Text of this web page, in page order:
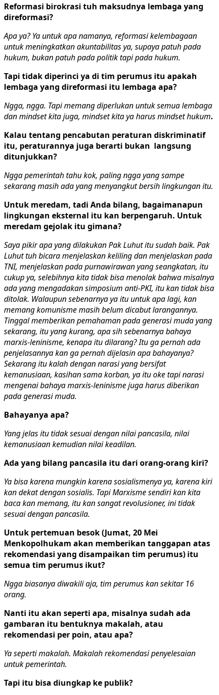
Reformasi birokrasi tuh maksudnya lembaga yang
direformasi?
Apa ya? Ya untuk apa namanya, reformasi kelembagaan
untuk meningkatkan akuntabilitas ya, supaya patuh pada
hukum, bukan patuh pada politik tapi pada hukum.
Tapi tidak diperinci ya di tim perumus itu apakah
lembaga yang direformasi itu lembaga apa?
Ngga, ngga. Tapi memang diperlukan untuk semua lembaga
dan mindset kita juga, mindset kita ya harus mindset hukum.
Kalau tentang pencabutan peraturan diskriminatif
itu, peraturannya juga berarti bukan langsung
ditunjukkan?
Ngga pemerintah tahu kok, paling ngga yang sampe
sekarang masih ada yang menyangkut bersih lingkungan itu.
Untuk meredam, tadi Anda bilang, bagaimanapun
lingkungan eksternal itu kan berpengaruh. Untuk
meredam gejolak itu gimana?
Saya pikir apa yang dilakukan Pak Luhut itu sudah baik. Pak
Luhut tuh bicara menjelaskan keliling dan menjelaskan pada
TNI, menjelaskan pada purnawirawan yang seangkatan, itu
cukup ya, selebihnya kita tidak bisa menolak bahwa misalnya
ada yang mengadakan simposium anti-PKI, itu kan tidak bisa
ditolak. Walaupun sebenarnya ya itu untuk apa lagi, kan
memang komunisme masih belum dicabut larangannya.
Tinggal memberikan pemahaman pada generasi muda yang
sekarang, itu yang kurang, apa sih sebenarnya bahaya
marxis-leninisme, kenapa itu dilarang? Itu ga pernah ada
penjelasannya kan ga pernah dijelasin apa bahayanya?
Sekarang itu kalah dengan narasi yang bersifat
kemanusiaan, kasihan sama korban, ya itu oke tapi narasi
mengenai bahaya marxis-leninisme juga harus diberikan
pada generasi muda.
Bahayanya apa?
Yang jelas itu tidak sesuai dengan nilai pancasila, nilai
kemanusiaan kemudian nilai keadilan.
Ada yang bilang pancasila itu dari orang-orang kiri?
Ya bisa karena mungkin karena sosialismenya ya, karena kiri
kan dekat dengan sosialis. Tapi Marxisme sendiri kan kita
baca kan memang, itu kan sangat revolusioner, ini tidak
sesuai dengan pancasila.
Untuk pertemuan besok (Jumat, 20 Mei
Menkopolhukam akan memberikan tanggapan atas
rekomendasi yang disampaikan tim perumus) itu
semua tim perumus ikut?
Ngga biasanya diwakili aja, tim perumus kan sekitar 16
orang.
Nanti itu akan seperti apa, misalnya sudah ada
gambaran itu bentuknya makalah, atau
rekomendasi per poin, atau apa?
Ya seperti makalah. Makalah rekomendasi penyelesaian
untuk pemerintah.
Tapi itu bisa diungkap ke publik?